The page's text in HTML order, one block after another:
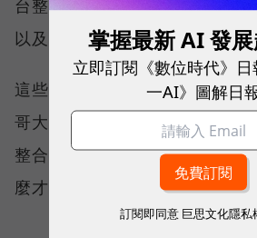
台整體語音體驗 No.1、全台
以及全台網路在線率 No.1 多
這些獎項反映的不只是網路順
哥大長期投入頻譜布局、基地
整合所累積的成果，也讓外界
麼才是真正的好網路？
掌握最新 AI 發展
立即訂閱《數位時代》
一AI》圖解日
訂閱即同意 巨思文化隱私